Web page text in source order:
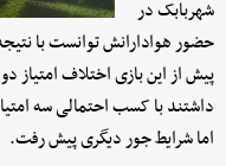
شهربابک در
داشتند با کسب احتمالی سه
اما شرایط جور دیگری پیش رفت.